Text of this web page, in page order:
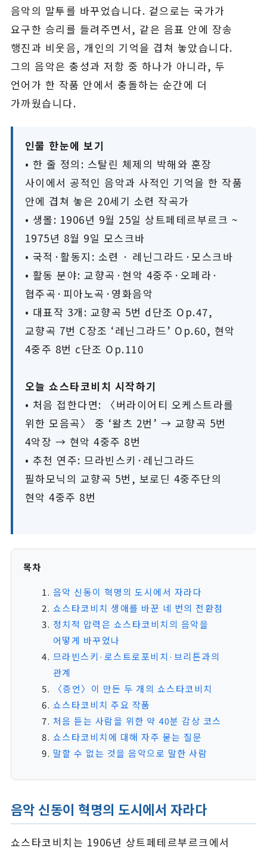
음악의 말투를 바꾸었습니다. 겉으로는 국가가
요구한 승리를 들려주면서, 같은 음표 안에 장송
행진과 비웃음, 개인의 기억을 겹쳐 놓았습니다.
그의 음악은 충성과 저항 중 하나가 아니라, 두
언어가 한 작품 안에서 충돌하는 순간에 더
가까웠습니다.
인물 한눈에 보기
• 한 줄 정의: 스탈린 체제의 박해와 훈장
사이에서 공적인 음악과 사적인 기억을 한 작품
안에 겹쳐 놓은 20세기 소련 작곡가
• 생몰: 1906년 9월 25일 상트페테르부르크 ~
1975년 8월 9일 모스크바
• 국적·활동지: 소련 · 레닌그라드·모스크바
• 활동 분야: 교향곡·현악 4중주·오페라·
협주곡·피아노곡·영화음악
• 대표작 3개: 교향곡 5번 d단조 Op.47,
교향곡 7번 C장조 ‘레닌그라드’ Op.60, 현악
4중주 8번 c단조 Op.110
오늘 쇼스타코비치 시작하기
• 처음 접한다면: 〈버라이어티 오케스트라를
위한 모음곡〉 중 ‘왈츠 2번’ → 교향곡 5번
4악장 → 현악 4중주 8번
• 추천 연주: 므라빈스키·레닌그라드
필하모닉의 교향곡 5번, 보로딘 4중주단의
현악 4중주 8번
목차
음악 신동이 혁명의 도시에서 자라다
쇼스타코비치 생애를 바꾼 네 번의 전환점
정치적 압력은 쇼스타코비치의 음악을
어떻게 바꾸었나
므라빈스키·로스트로포비치·브리튼과의
관계
〈증언〉이 만든 두 개의 쇼스타코비치
쇼스타코비치 주요 작품
처음 듣는 사람을 위한 약 40분 감상 코스
쇼스타코비치에 대해 자주 묻는 질문
말할 수 없는 것을 음악으로 말한 사람
음악 신동이 혁명의 도시에서 자라다
쇼스타코비치는 1906년 상트페테르부르크에서